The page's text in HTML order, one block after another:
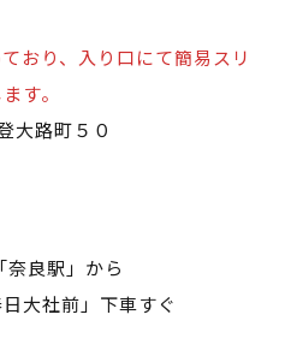
おり、入り口にて簡易スリ
す。
大路町５０
良駅」から
大社前」下車すぐ